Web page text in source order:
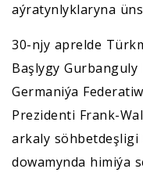
aýratynlyklaryna
30-njy aprelde
Başlygy Gurbanguly
Germaniýa
Prezidenti Frank-
arkaly söhbetdeşligi
dowamynda himiýa